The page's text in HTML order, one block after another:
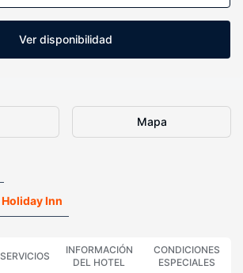
Ver disponibilidad
Mapa
Holiday Inn
SERVICIOS
INFORMACIÓN
DEL HOTEL
CONDICIONES
ESPECIALES